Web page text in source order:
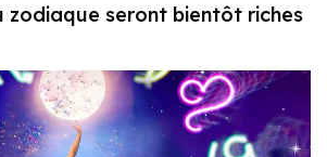
zodiaque seront bientôt riches